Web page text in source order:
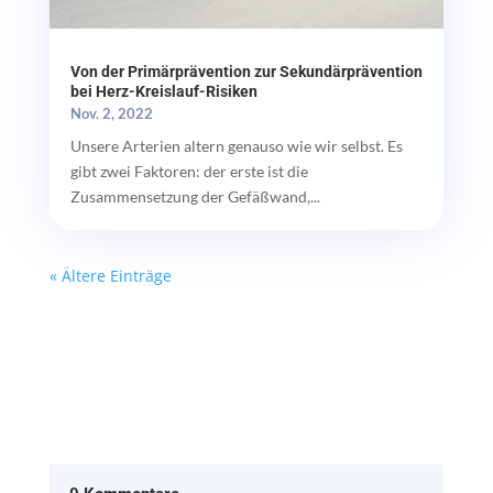
Von der Primärprävention zur Sekundärprävention
bei Herz-Kreislauf-Risiken
Nov. 2, 2022
Unsere Arterien altern genauso wie wir selbst. Es
gibt zwei Faktoren: der erste ist die
Zusammensetzung der Gefäßwand,...
« Ältere Einträge